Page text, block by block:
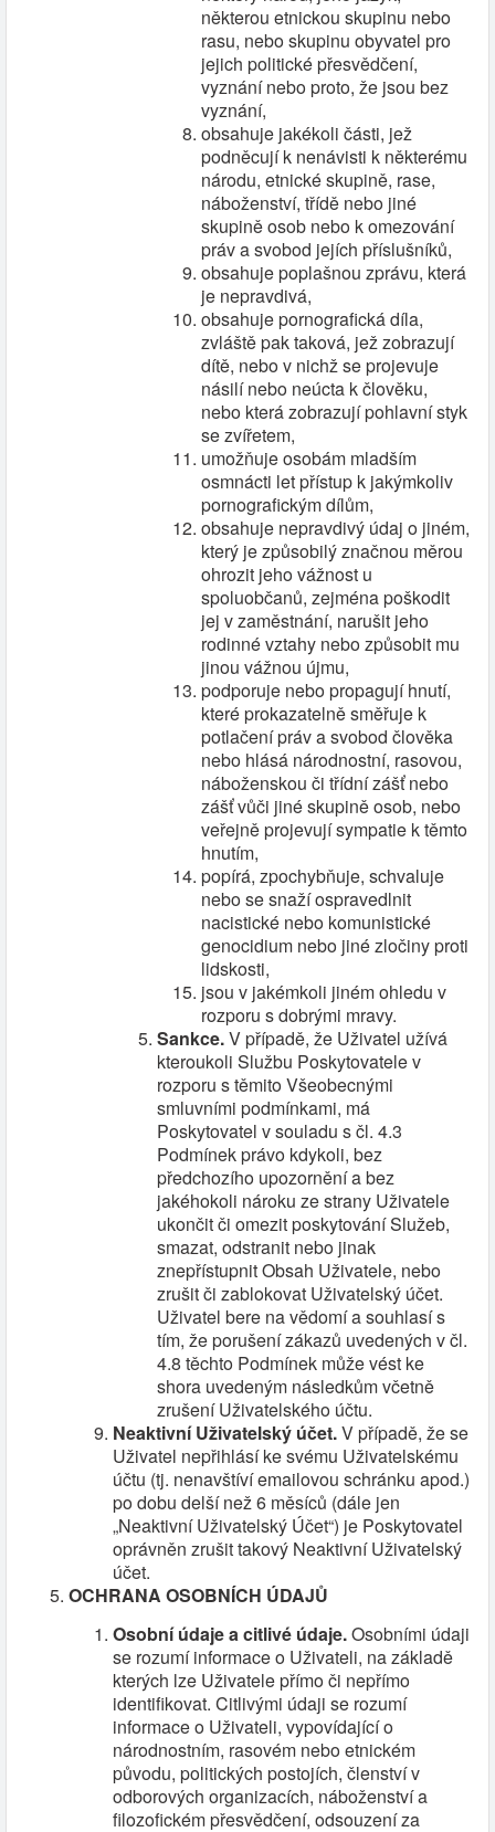
některou etnickou skupinu nebo
rasu, nebo skupinu obyvatel pro
jejich politické přesvědčení,
vyznání nebo proto, že jsou bez
vyznání,
obsahuje jakékoli části, jež
podněcují k nenávisti k některému
národu, etnické skupině, rase,
náboženství, třídě nebo jiné
skupině osob nebo k omezování
práv a svobod jejích příslušníků,
obsahuje poplašnou zprávu, která
je nepravdivá,
obsahuje pornografická díla,
zvláště pak taková, jež zobrazují
dítě, nebo v nichž se projevuje
násilí nebo neúcta k člověku,
nebo která zobrazují pohlavní styk
se zvířetem,
umožňuje osobám mladším
osmnácti let přístup k jakýmkoliv
pornografickým dílům,
obsahuje nepravdivý údaj o jiném,
který je způsobilý značnou měrou
ohrozit jeho vážnost u
spoluobčanů, zejména poškodit
jej v zaměstnání, narušit jeho
rodinné vztahy nebo způsobit mu
jinou vážnou újmu,
podporuje nebo propagují hnutí,
které prokazatelně směřuje k
potlačení práv a svobod člověka
nebo hlásá národnostní, rasovou,
náboženskou či třídní zášť nebo
zášť vůči jiné skupině osob, nebo
veřejně projevují sympatie k těmto
hnutím,
popírá, zpochybňuje, schvaluje
nebo se snaží ospravedlnit
nacistické nebo komunistické
genocidium nebo jiné zločiny proti
lidskosti,
jsou v jakémkoli jiném ohledu v
rozporu s dobrými mravy.
Sankce.V případě, že Uživatel užívá
kteroukoli Službu Poskytovatele v
rozporu s těmito Všeobecnými
smluvními podmínkami, má
Poskytovatel v souladu s čl. 4.3
Podmínek právo kdykoli, bez
předchozího upozornění a bez
jakéhokoli nároku ze strany Uživatele
ukončit či omezit poskytování Služeb,
smazat, odstranit nebo jinak
znepřístupnit Obsah Uživatele, nebo
zrušit či zablokovat Uživatelský účet.
Uživatel bere na vědomí a souhlasí s
tím, že porušení zákazů uvedených v čl.
4.8 těchto Podmínek může vést ke
shora uvedeným následkům včetně
zrušení Uživatelského účtu.
Neaktivní Uživatelský účet.V případě, že se
Uživatel nepřihlásí ke svému Uživatelskému
účtu (tj. nenavštíví emailovou schránku apod.)
po dobu delší než 6 měsíců (dále jen
„Neaktivní Uživatelský Účet“) je Poskytovatel
oprávněn zrušit takový Neaktivní Uživatelský
účet.
OCHRANA OSOBNÍCH ÚDAJŮ
Osobní údaje a citlivé údaje.Osobními údaji
se rozumí informace o Uživateli, na základě
kterých lze Uživatele přímo či nepřímo
identifikovat. Citlivými údaji se rozumí
informace o Uživateli, vypovídající o
národnostním, rasovém nebo etnickém
původu, politických postojích, členství v
odborových organizacích, náboženství a
filozofickém přesvědčení, odsouzení za